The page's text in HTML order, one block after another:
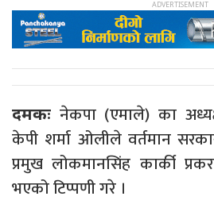
दमकः नेकपा (एमाले) का अध्यक्ष
केपी शर्मा ओलीले वर्तमान
प्रमुख लोकमानसिंह कार्की
भएको टिप्पणी गरे ।